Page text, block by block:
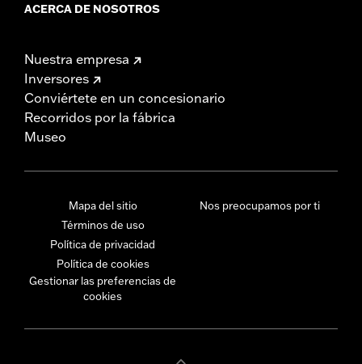
ACERCA DE NOSOTROS
Nuestra empresa
Inversores
Conviértete en un concesionario
Recorridos por la fábrica
Museo
Mapa del sitio
Términos de uso
Política de privacidad
Política de cookies
Gestionar las preferencias de
cookies
Nos preocupamos por ti